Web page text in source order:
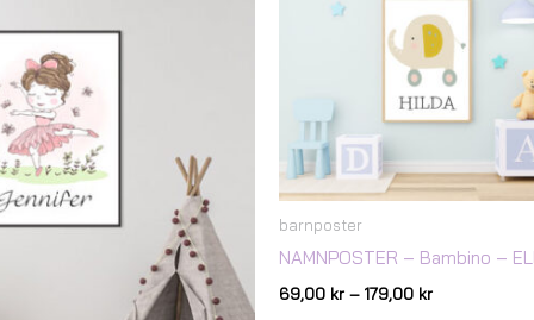
till
barnposter
NAMNPOSTER – Bambino –
69,00 kr – 179,00 kr
69,00 kr
till
179,00 kr